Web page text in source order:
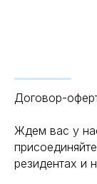
Договор-
Ждем вас у
резидентах и